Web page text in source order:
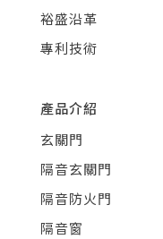
裕盛沿革
專利技術
產品介紹
玄關門
隔音玄關門
隔音防火門
隔音窗